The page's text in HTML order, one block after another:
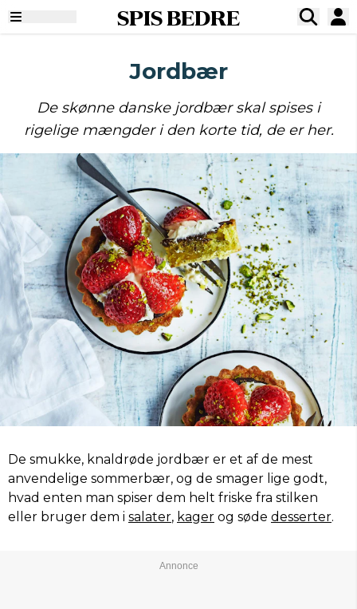
SPIS BEDRE
Jordbær
De skønne danske jordbær skal spises i
rigelige mængder i den korte tid, de er her.
De smukke, knaldrøde jordbær er et af de mest
anvendelige sommerbær, og de smager lige godt,
hvad enten man spiser dem helt friske fra stilken
eller bruger dem i salater, kager og søde desserter.